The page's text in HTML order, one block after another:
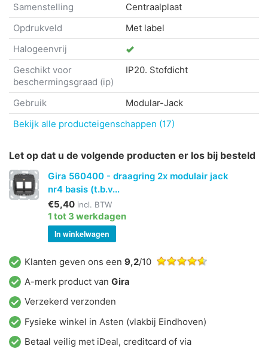
Samenstelling
Centraalplaat
Opdrukveld
Met label
Halogeenvrij
Geschikt voor
beschermingsgraad (ip)
IP20. Stofdicht
Gebruik
Modular-Jack
Bekijk alle producteigenschappen (17)
Let op dat u de volgende producten er los bij besteld
Gira 560400 - draagring 2x modulair jack
nr4 basis (t.b.v...
€5,40 incl. BTW
1 tot 3 werkdagen
In winkelwagen
Klanten geven ons een 9,2/10
A-merk product van Gira
Verzekerd verzonden
Fysieke winkel in Asten (vlakbij Eindhoven)
Betaal veilig met iDeal, creditcard of via